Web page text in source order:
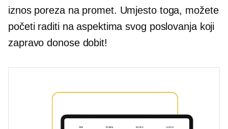
iznos poreza na promet. Umjesto toga, možete
početi raditi na aspektima svog poslovanja koji
zapravo donose dobit!